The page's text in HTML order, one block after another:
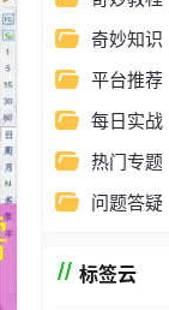
奇妙知识
平台推荐
每日实战
热门专题
问题答疑
标签云